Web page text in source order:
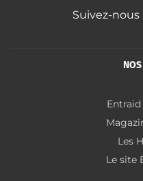
Suivez-nous
Entraid
Les
Le site